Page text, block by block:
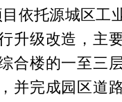
依托源城区工
升级改造，主
合楼的一至三
并完成园区道